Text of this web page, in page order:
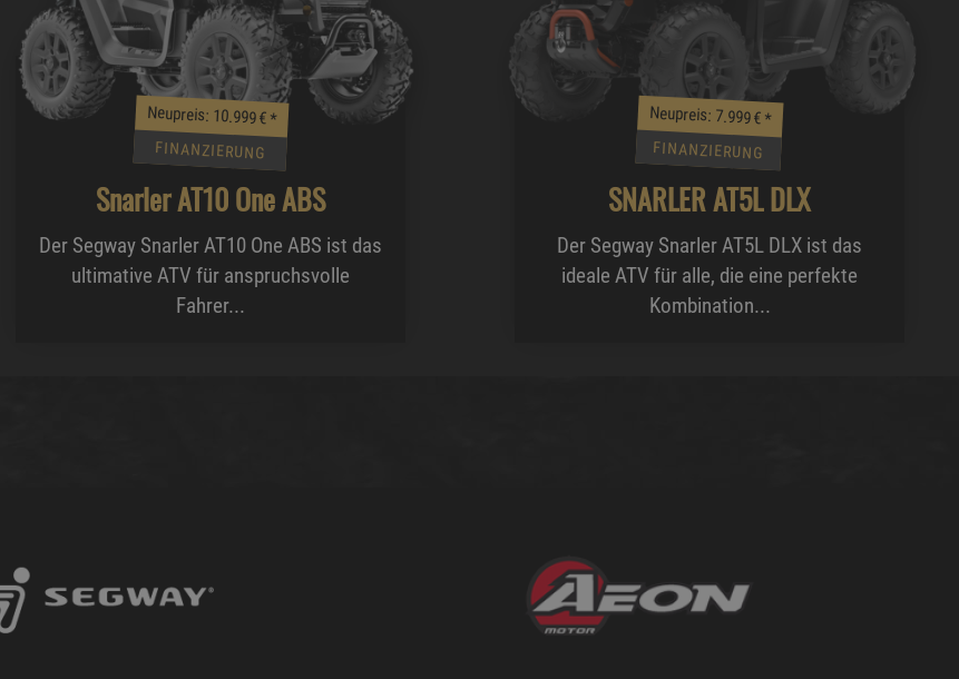
Neupreis: 10.999 € *
FINANZIERUNG
Snarler AT10 One ABS
Der Segway Snarler AT10 One ABS ist das
ultimative ATV für anspruchsvolle
Fahrer...
Neupreis: 7.999 €*
FINANZIERUNG
SNARLER AT5L DLX
Der Segway Snarler AT5L DLX ist das
ideale ATV für alle, die eine perfekte
Kombination...